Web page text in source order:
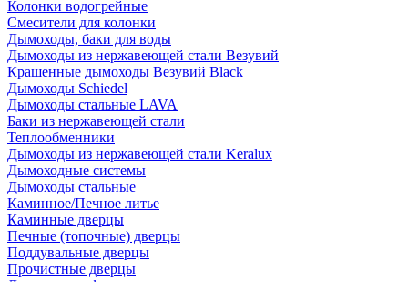
Колонки водогрейные
Смесители для колонки
Дымоходы, баки для воды
Дымоходы из нержавеющей стали Везувий
Крашенные дымоходы Везувий Black
Дымоходы Schiedel
Дымоходы стальные LAVA
Баки из нержавеющей стали
Теплообменники
Дымоходы из нержавеющей стали Keralux
Дымоходные системы
Дымоходы стальные
Каминное/Печное литье
Каминные дверцы
Печные (топочные) дверцы
Поддувальные дверцы
Прочистные дверцы